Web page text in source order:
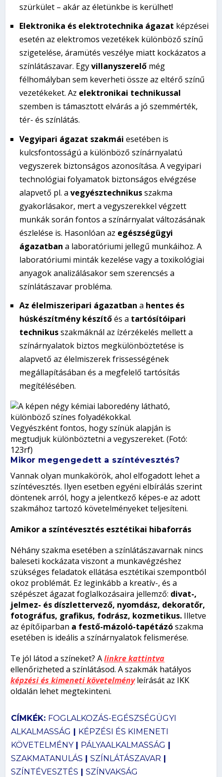
szürkület – akár az életünkbe is kerülhet!
Elektronika és elektrotechnika ágazat képzései
esetén az elektromos vezetékek különböző színű
szigetelése, áramütés veszélye miatt kockázatos a
színlátászavar. Egyvillanyszerelő még
félhomályban sem keverheti össze az eltérő színű
vezetékeket. Az elektronikai technikussal
szemben is támasztott elvárás a jó szemmérték,
tér- és színlátás.
Vegyipari ágazat szakmái esetében is
kulcsfontosságú a különböző színárnyalatú
vegyszerek biztonságos azonosítása. A vegyipari
technológiai folyamatok biztonságos elvégzése
alapvető pl. avegyésztechnikusszakma
gyakorlásakor, mert a vegyszerekkel végzett
munkák során fontos a színárnyalat változásának
észlelése is. Hasonlóan az egészségügyi
ágazatban a laboratóriumi jellegű munkáihoz. A
laboratóriumi minták kezelése vagy a toxikológiai
anyagok analizálásakor sem szerencsés a
színlátászavar probléma.
Az élelmiszeripari ágazatbana hentes és
húskészítmény készítőés a tartósítóipari
technikusszakmáknál az ízérzékelés mellett a
színárnyalatok biztos megkülönböztetése is
alapvető az élelmiszerek frissességének
megállapításában és a megfelelő tartósítás
megítélésében.
Vegyészként fontos, hogy színük alapján is
megtudjuk különböztetni a vegyszereket. (Fotó:
123rf)
Mikor megengedett a színtévesztés?
Vannak olyan munkakörök, ahol elfogadott lehet a
színtévesztés. Ilyen esetben egyéni elbírálás szerint
döntenek arról, hogy a jelentkező képes-e az adott
szakmához tartozó követelményeket teljesíteni.
Amikor a színtévesztés esztétikai hibaforrás
Néhány szakma esetében a színlátászavarnak nincs
baleseti kockázata viszont a munkavégzéshez
szükséges feladatok ellátása esztétikai szempontból
okoz problémát. Ez leginkább a kreatív-, és a
szépészet ágazat foglalkozásaira jellemző: divat-,
jelmez- és díszlettervező, nyomdász, dekoratőr,
fotográfus, grafikus, fodrász, kozmetikus. Illetve
az építőiparban a festő-mázoló-tapétázószakma
esetében is ideális a színárnyalatok felismerése.
Te jól látod a színeket? Alinkre kattintva
ellenőrizheted a színlátásod. A szakmák hatályos
képzési és kimeneti követelményleírását az IKK
oldalán lehet megtekinteni.
CÍMKÉK: FOGLALKOZÁS-EGÉSZSÉGÜGYI
ALKALMASSÁG | KÉPZÉSI ÉS KIMENETI
KÖVETELMÉNY| PÁLYAALKALMASSÁG |
SZAKMATANULÁS | SZÍNLÁTÁSZAVAR |
SZÍNTÉVESZTÉS | SZÍNVAKSÁG